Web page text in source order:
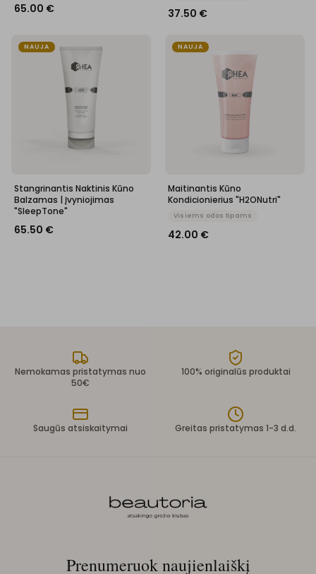
65.00 € 37.50 €
NAUJA
Stangrinantis Naktinis Kūno
Balzamas | Įvyniojimas
"SleepTone"
65.50 €
NAUJA
Maitinantis Kūno
Kondicionierius "H2ONutri"
Visiems odos tipams
42.00 €
Nemokamas pristatymas nuo
50€
100% originalūs produktai
Saugūs atsiskaitymai Greitas pristatymas 1-3 d.d.
Prenumeruok naujienlaiškį